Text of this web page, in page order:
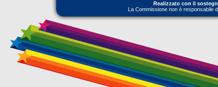
Realizzato con il
La Commissione non è responsabile